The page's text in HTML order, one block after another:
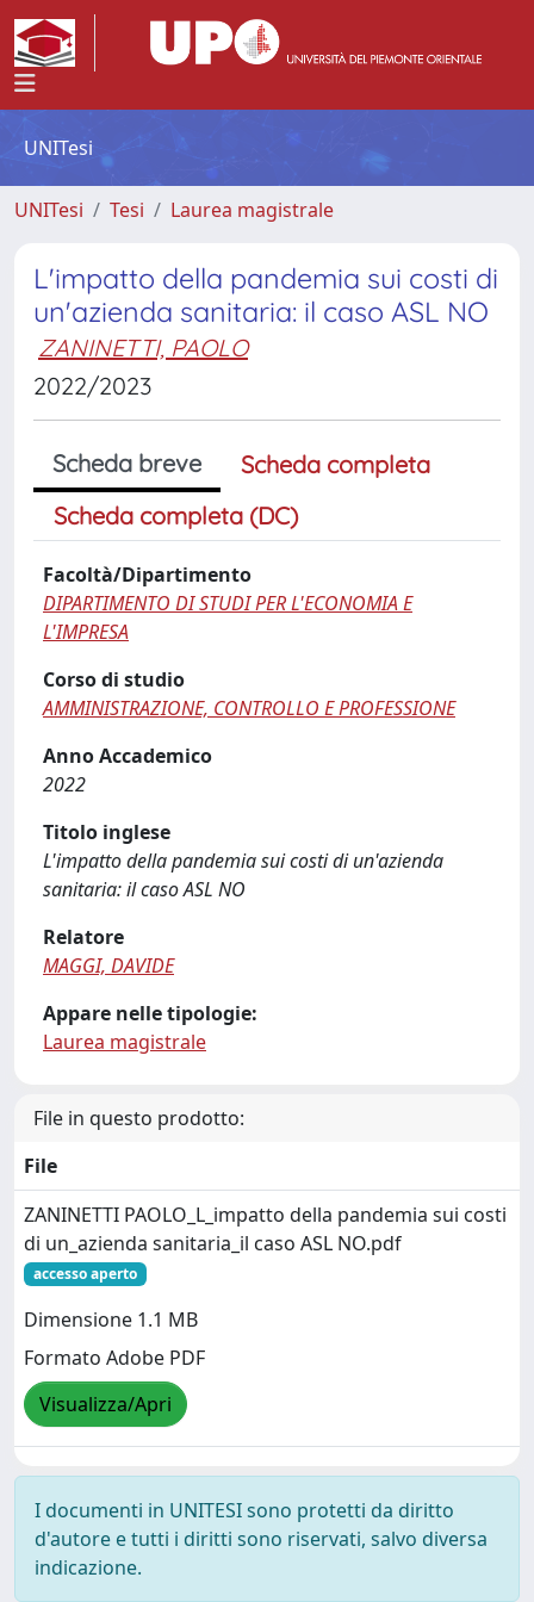
UNITesi
UNITesi Tesi Laurea magistrale
L'impatto della pandemia sui costi di
un'azienda sanitaria: il caso ASL NO
ZANINETTI, PAOLO
2022/2023
Scheda breve
Scheda completa
Scheda completa (DC)
Facoltà/Dipartimento
DIPARTIMENTO DI STUDI PER L'ECONOMIA E
L'IMPRESA
Corso di studio
AMMINISTRAZIONE, CONTROLLO E PROFESSIONE
Anno Accademico
2022
Titolo inglese
L'impatto della pandemia sui costi di un'azienda
sanitaria: il caso ASL NO
Relatore
MAGGI, DAVIDE
Appare nelle tipologie:
Laurea magistrale
File in questo prodotto:
File
ZANINETTI PAOLO_L_impatto della pandemia sui costi
di un_azienda sanitaria_il caso ASL NO.pdf
accesso aperto
Dimensione 1.1 MB
Formato Adobe PDF
Visualizza/Apri
I documenti in UNITESI sono protetti da diritto
d'autore e tutti i diritti sono riservati, salvo diversa
indicazione.